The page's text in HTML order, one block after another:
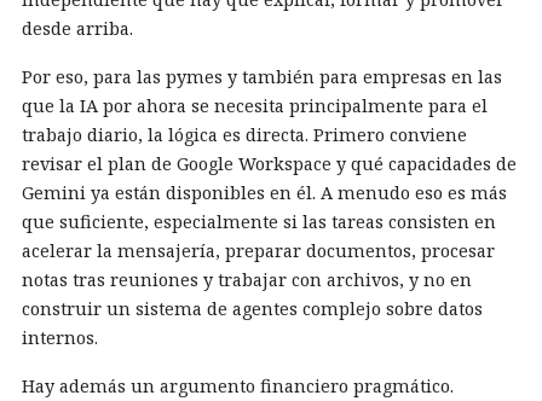
desde arriba.
Por eso, para las pymes y también para empresas en las
que la IA por ahora se necesita principalmente para el
trabajo diario, la lógica es directa. Primero conviene
revisar el plan de Google Workspace y qué capacidades de
Gemini ya están disponibles en él. A menudo eso es más
que suficiente, especialmente si las tareas consisten en
acelerar la mensajería, preparar documentos, procesar
notas tras reuniones y trabajar con archivos, y no en
construir un sistema de agentes complejo sobre datos
internos.
Hay además un argumento financiero pragmático.